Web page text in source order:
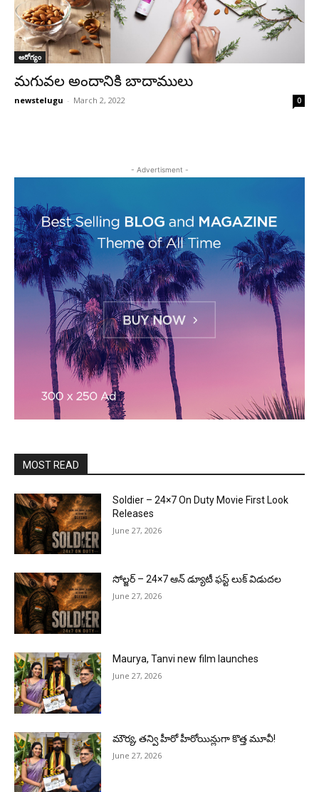
ఆరోగ్యం
మ‌గువ‌ల అందానికి బాదాములు
newstelugu - March 2, 2022 0
- Advertisment -
MOST READ
Soldier – 24×7 On Duty Movie First Look
Releases
June 27, 2026
సోల్జర్ – 24×7 ఆన్ డ్యూటీ ఫస్ట్ లుక్ విడుదల
June 27, 2026
Maurya, Tanvi new film launches
June 27, 2026
మౌర్య‌, త‌న్వి హీరో హీరోయిన్లుగా కొత్త మూవీ!
June 27, 2026